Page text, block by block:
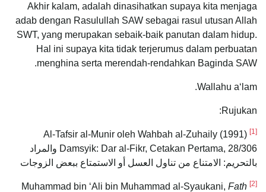
Akhir kalam, adalah dinasihatkan supaya kita menjaga
adab dengan Rasulullah SAW sebagai rasul utusan Allah
SWT, yang merupakan sebaik-baik panutan dalam hidup.
Hal ini supaya kita tidak terjerumus dalam perbuatan
menghina serta merendah-rendahkan Baginda SAW.
Wallahu a‘lam.
Rujukan:
[1]
Al-Tafsir al-Munir oleh Wahbah al-Zuhaily (1991)
Damsyik: Dar al-Fikr, Cetakan Pertama, 28/306 والمراد
بالتحريم: الامتناع من تناول العسل أو الاستمتاع ببعض الزوجات
[2]
Fath